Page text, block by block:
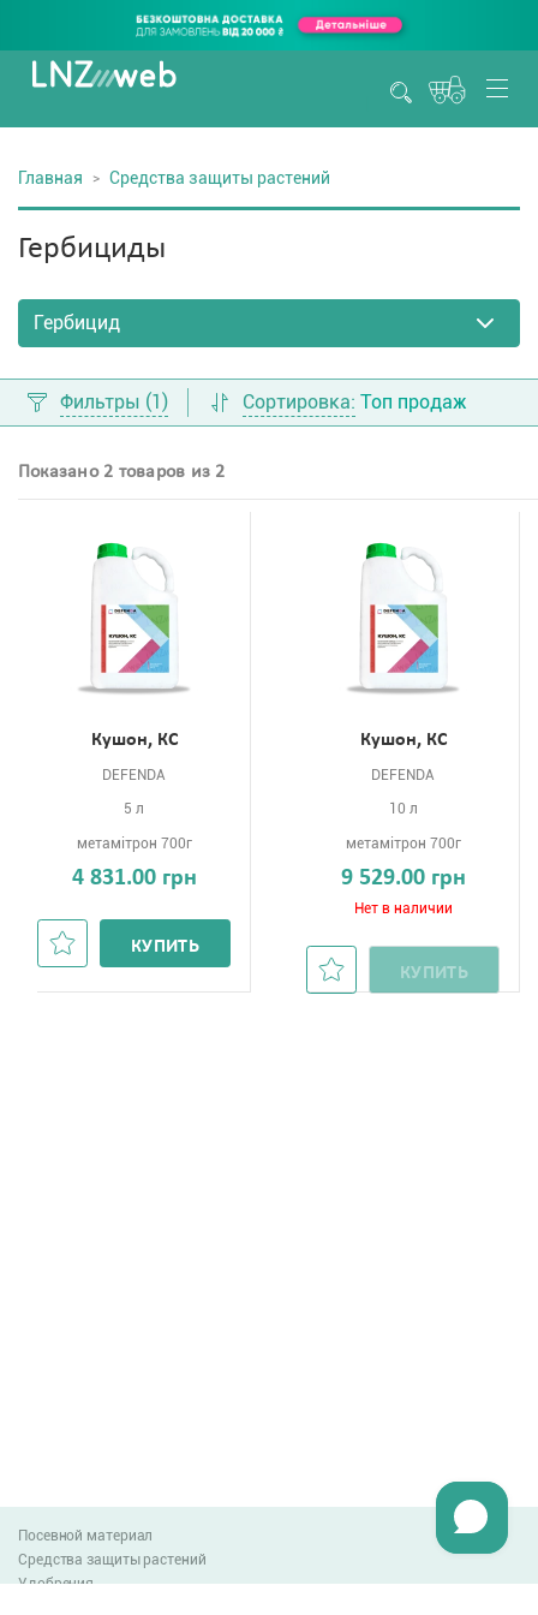
Главная Средства защиты растений
Гербициды
Фильтры (1) Сортировка: Топ продаж
Показано 2 товаров из 2
Кушон, КС
DEFENDA
5 л
метамітрон 700г
4 831.00 грн
КУПИТЬ
Кушон, КС
DEFENDA
10 л
метамітрон 700г
9 529.00 грн
Нет в наличии
КУПИТЬ
Посевной материал
Средства защиты растений
Удобрения